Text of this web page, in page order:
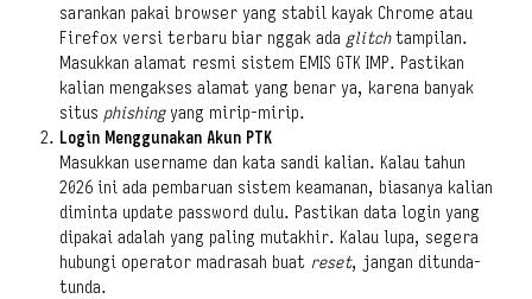
sarankan pakai browser yang stabil kayak Chrome atau
Firefox versi terbaru biar nggak ada glitchtampilan.
Masukkan alamat resmi sistem EMIS GTK IMP. Pastikan
kalian mengakses alamat yang benar ya, karena banyak
situs phishingyang mirip-mirip.
Login Menggunakan Akun PTK
Masukkan username dan kata sandi kalian. Kalau tahun
2026 ini ada pembaruan sistem keamanan, biasanya kalian
diminta update password dulu. Pastikan data login yang
dipakai adalah yang paling mutakhir. Kalau lupa, segera
hubungi operator madrasah buat reset, jangan ditunda-
tunda.